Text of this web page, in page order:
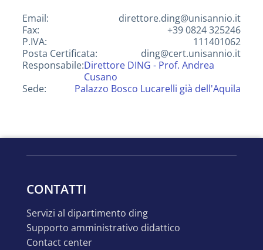
Email:
direttore.ding@unisannio.it
Fax:
+39 0824 325246
P.IVA:
111401062
Posta Certificata:
ding@cert.unisannio.it
Responsabile:Direttore DING - Prof. Andrea
Cusano
Sede:
Palazzo Bosco Lucarelli già dell'Aquila
CONTATTI
servizi al dipartimento ding
supporto amministrativo didattico
contact center